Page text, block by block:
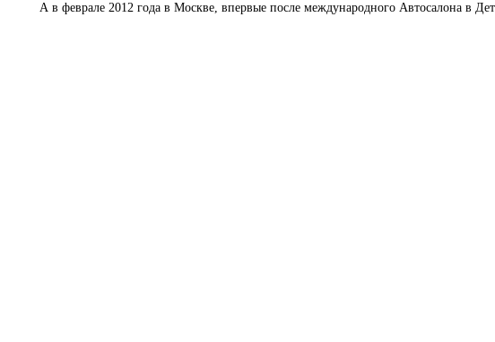
А в феврале 2012 года в Москве, впервые после международного Автосалона в